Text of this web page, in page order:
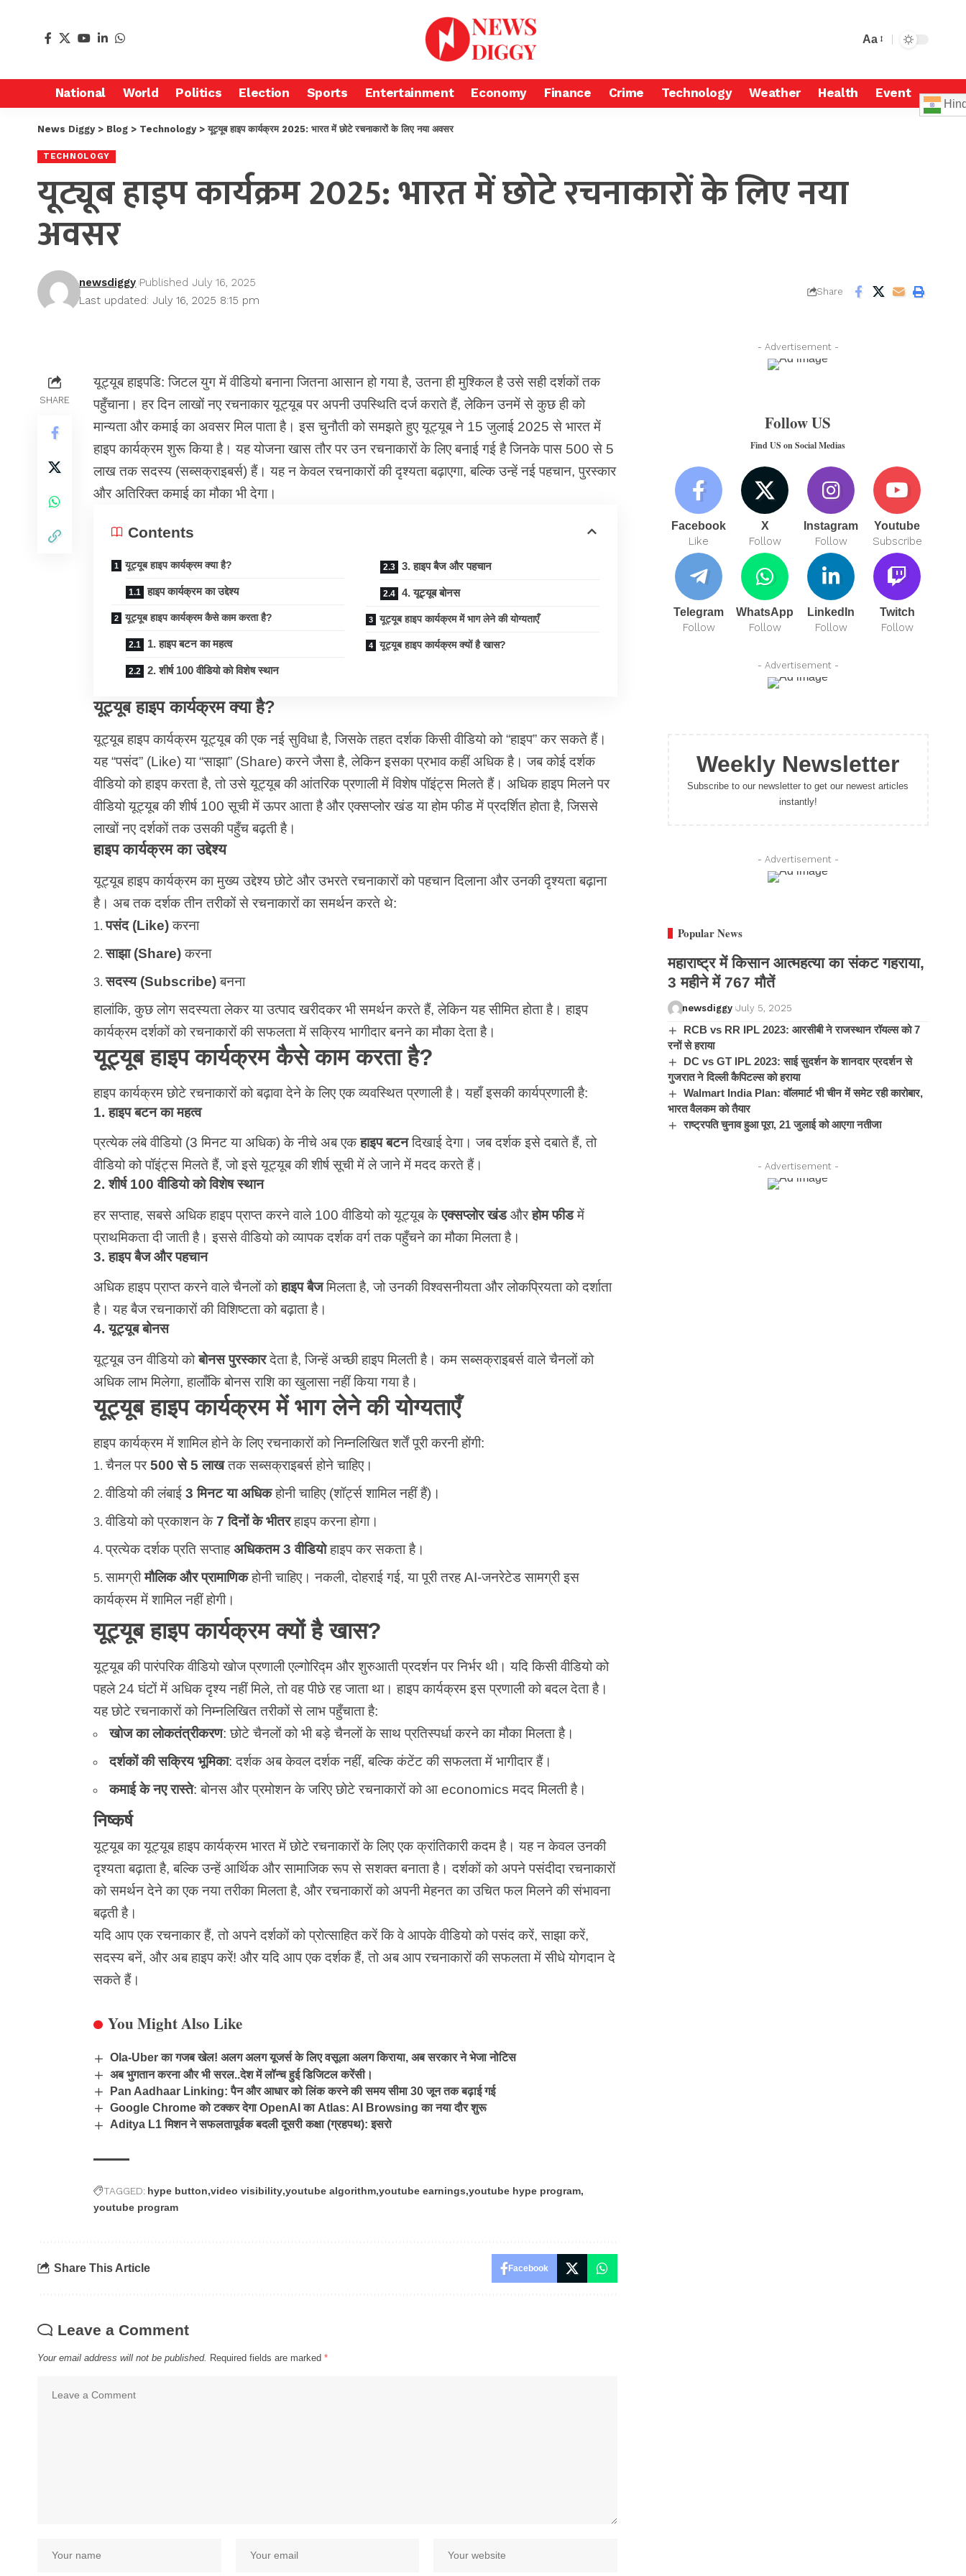
Aa
National World Politics Election Sports Entertainment Economy Finance Crime Technology Weather Health Event
News Diggy> Blog > Technology> यूट्यूब हाइप कार्यक्रम 2025: भारत में छोटे रचनाकारों के लिए नया अवसर
TECHNOLOGY
यूट्यूब हाइप कार्यक्रम 2025: भारत में छोटे रचनाकारों के लिए नया
अवसर
Last updated: July 16, 2025 8:15 pm
newsdiggy Published July 16, 2025
Share
SHARE
यूट्यूब हाइपडि: जिटल युग में वीडियो बनाना जितना आसान हो गया है, उतना ही मुश्किल है उसे सही दर्शकों तक
पहुँचाना। हर दिन लाखों नए रचनाकार यूट्यूब पर अपनी उपस्थिति दर्ज कराते हैं, लेकिन उनमें से कुछ ही को
मान्यता और कमाई का अवसर मिल पाता है। इस चुनौती को समझते हुए यूट्यूब ने 15 जुलाई 2025 से भारत में
हाइप कार्यक्रम शुरू किया है। यह योजना खास तौर पर उन रचनाकारों के लिए बनाई गई है जिनके पास 500 से 5
लाख तक सदस्य (सब्सक्राइबर्स) हैं। यह न केवल रचनाकारों की दृश्यता बढ़ाएगा, बल्कि उन्हें नई पहचान, पुरस्कार
और अतिरिक्त कमाई का मौका भी देगा।
Contents
यूट्यूब हाइप कार्यक्रम क्या है?
हाइप कार्यक्रम का उद्देश्य
यूट्यूब हाइप कार्यक्रम कैसे काम करता है?
1. हाइप बटन का महत्व
2. शीर्ष 100 वीडियो को विशेष स्थान
3. हाइप बैज और पहचान
4. यूट्यूब बोनस
यूट्यूब हाइप कार्यक्रम में भाग लेने की योग्यताएँ
यूट्यूब हाइप कार्यक्रम क्यों है खास?
यूट्यूब हाइप कार्यक्रम क्या है?
यूट्यूब हाइप कार्यक्रम यूट्यूब की एक नई सुविधा है, जिसके तहत दर्शक किसी वीडियो को “हाइप” कर सकते हैं।
यह “पसंद” (Like) या “साझा” (Share) करने जैसा है, लेकिन इसका प्रभाव कहीं अधिक है। जब कोई दर्शक
वीडियो को हाइप करता है, तो उसे यूट्यूब की आंतरिक प्रणाली में विशेष पॉइंट्स मिलते हैं। अधिक हाइप मिलने पर
वीडियो यूट्यूब की शीर्ष 100 सूची में ऊपर आता है और एक्सप्लोर खंड या होम फीड में प्रदर्शित होता है, जिससे
लाखों नए दर्शकों तक उसकी पहुँच बढ़ती है।
हाइप कार्यक्रम का उद्देश्य
यूट्यूब हाइप कार्यक्रम का मुख्य उद्देश्य छोटे और उभरते रचनाकारों को पहचान दिलाना और उनकी दृश्यता बढ़ाना
है। अब तक दर्शक तीन तरीकों से रचनाकारों का समर्थन करते थे:
पसंद (Like)करना
साझा (Share)करना
सदस्य (Subscribe)बनना
हालांकि, कुछ लोग सदस्यता लेकर या उत्पाद खरीदकर भी समर्थन करते हैं, लेकिन यह सीमित होता है। हाइप
कार्यक्रम दर्शकों को रचनाकारों की सफलता में सक्रिय भागीदार बनने का मौका देता है।
यूट्यूब हाइप कार्यक्रम कैसे काम करता है?
हाइप कार्यक्रम छोटे रचनाकारों को बढ़ावा देने के लिए एक व्यवस्थित प्रणाली है। यहाँ इसकी कार्यप्रणाली है:
1. हाइप बटन का महत्व
प्रत्येक लंबे वीडियो (3 मिनट या अधिक) के नीचे अब एकहाइप बटनदिखाई देगा। जब दर्शक इसे दबाते हैं, तो
वीडियो को पॉइंट्स मिलते हैं, जो इसे यूट्यूब की शीर्ष सूची में ले जाने में मदद करते हैं।
2. शीर्ष 100 वीडियो को विशेष स्थान
हर सप्ताह, सबसे अधिक हाइप प्राप्त करने वाले 100 वीडियो को यूट्यूब केएक्सप्लोर खंडऔरहोम फीडमें
प्राथमिकता दी जाती है। इससे वीडियो को व्यापक दर्शक वर्ग तक पहुँचने का मौका मिलता है।
3. हाइप बैज और पहचान
अधिक हाइप प्राप्त करने वाले चैनलों कोहाइप बैजमिलता है, जो उनकी विश्वसनीयता और लोकप्रियता को दर्शाता
है। यह बैज रचनाकारों की विशिष्टता को बढ़ाता है।
4. यूट्यूब बोनस
यूट्यूब उन वीडियो कोबोनस पुरस्कारदेता है, जिन्हें अच्छी हाइप मिलती है। कम सब्सक्राइबर्स वाले चैनलों को
अधिक लाभ मिलेगा, हालाँकि बोनस राशि का खुलासा नहीं किया गया है।
यूट्यूब हाइप कार्यक्रम में भाग लेने की योग्यताएँ
हाइप कार्यक्रम में शामिल होने के लिए रचनाकारों को निम्नलिखित शर्तें पूरी करनी होंगी:
चैनल पर500 से 5 लाखतक सब्सक्राइबर्स होने चाहिए।
वीडियो की लंबाई 3 मिनट या अधिकहोनी चाहिए (शॉर्ट्स शामिल नहीं हैं)।
वीडियो को प्रकाशन के7 दिनों के भीतरहाइप करना होगा।
प्रत्येक दर्शक प्रति सप्ताहअधिकतम 3 वीडियोहाइप कर सकता है।
सामग्रीमौलिक और प्रामाणिकहोनी चाहिए। नकली, दोहराई गई, या पूरी तरह AI-जनरेटेड सामग्री इस
कार्यक्रम में शामिल नहीं होगी।
यूट्यूब हाइप कार्यक्रम क्यों है खास?
यूट्यूब की पारंपरिक वीडियो खोज प्रणाली एल्गोरिद्म और शुरुआती प्रदर्शन पर निर्भर थी। यदि किसी वीडियो को
पहले 24 घंटों में अधिक दृश्य नहीं मिले, तो वह पीछे रह जाता था। हाइप कार्यक्रम इस प्रणाली को बदल देता है।
यह छोटे रचनाकारों को निम्नलिखित तरीकों से लाभ पहुँचाता है:
खोज का लोकतंत्रीकरण: छोटे चैनलों को भी बड़े चैनलों के साथ प्रतिस्पर्धा करने का मौका मिलता है।
दर्शकों की सक्रिय भूमिका: दर्शक अब केवल दर्शक नहीं, बल्कि कंटेंट की सफलता में भागीदार हैं।
कमाई के नए रास्ते: बोनस और प्रमोशन के जरिए छोटे रचनाकारों को आ economics मदद मिलती है।
निष्कर्ष
यूट्यूब का यूट्यूबहाइप कार्यक्रम भारत में छोटे रचनाकारों के लिए एक क्रांतिकारी कदम है। यह न केवल उनकी
दृश्यता बढ़ाता है, बल्कि उन्हें आर्थिक और सामाजिक रूप से सशक्त बनाता है। दर्शकों को अपने पसंदीदा रचनाकारों
को समर्थन देने का एक नया तरीका मिलता है, और रचनाकारों को अपनी मेहनत का उचित फल मिलने की संभावना
बढ़ती है।
यदि आप एक रचनाकार हैं, तो अपने दर्शकों को प्रोत्साहित करें कि वे आपके वीडियो को पसंद करें, साझा करें,
सदस्य बनें, और अबहाइपकरें! और यदि आप एक दर्शक हैं, तो अब आप रचनाकारों की सफलता में सीधे योगदान दे
सकते हैं।
You Might Also Like
Ola-Uber का गजब खेल! अलग अलग यूजर्स के लिए वसूला अलग किराया, अब सरकार ने भेजा नोटिस
अब भुगतान करना और भी सरल..देश में लॉन्च हुई डिजिटल करेंसी।
Pan Aadhaar Linking: पैन और आधार को लिंक करने की समय सीमा 30 जून तक बढ़ाई गई
Google Chrome को टक्कर देगा OpenAI का Atlas: AI Browsing का नया दौर शुरू
Aditya L1 मिशन ने सफलतापूर्वक बदली दूसरी कक्षा (ग्रहपथ): इसरो
TAGGED: hype button video visibility youtube algorithm youtube earnings youtube hype program
youtube program
Share This Article Facebook
Leave a Comment
Your email address will not be published. Required fields are marked *
- Advertisement -
Follow US
Find US on Social Medias
Facebook
Like
X
Follow
Instagram
Follow
Youtube
Subscribe
Telegram
Follow
WhatsApp
Follow
LinkedIn
Follow
Twitch
Follow
- Advertisement -
Weekly Newsletter
Subscribe to our newsletter to get our newest articles
instantly!
- Advertisement -
Popular News
महाराष्ट्र में किसान आत्महत्या का संकट गहराया,
3 महीने में 767 मौतें
newsdiggy July 5, 2025
RCB vs RR IPL 2023: आरसीबी ने राजस्थान रॉयल्स को 7
रनों से हराया
DC vs GT IPL 2023: साई सुदर्शन के शानदार प्रदर्शन से
गुजरात ने दिल्ली कैपिटल्स को हराया
Walmart India Plan: वॉलमार्ट भी चीन में समेट रही कारोबार,
भारत वैलकम को तैयार
राष्ट्रपति चुनाव हुआ पूरा, 21 जुलाई को आएगा नतीजा
- Advertisement -